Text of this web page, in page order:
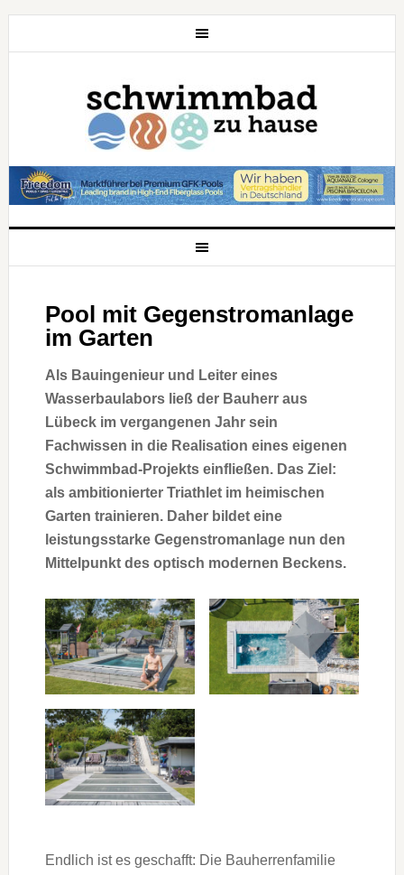
Pool mit Gegenstromanlage
im Garten
Als Bauingenieur und Leiter eines
Wasserbaulabors ließ der Bauherr aus
Lübeck im vergangenen Jahr sein
Fachwissen in die Realisation eines eigenen
Schwimmbad-Projekts einfließen. Das Ziel:
als ambitionierter Triathlet im heimischen
Garten trainieren. Daher bildet eine
leistungsstarke Gegenstromanlage nun den
Mittelpunkt des optisch modernen Beckens.
Endlich ist es geschafft: Die Bauherrenfamilie